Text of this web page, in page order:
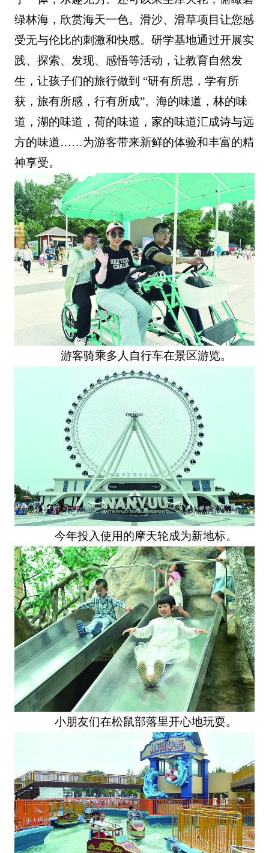
绿林海，欣赏海天一色。滑沙、滑草项目让您感
受无与伦比的刺激和快感。研学基地通过开展实
践、探索、发现、感悟等活动，让教育自然发
生，让孩子们的旅行做到 “研有所思，学有所
获，旅有所感，行有所成”。海的味道，林的味
道，湖的味道，荷的味道，家的味道汇成诗与远
方的味道……为游客带来新鲜的体验和丰富的精
神享受。
游客骑乘多人自行车在景区游览。
今年投入使用的摩天轮成为新地标。
小朋友们在松鼠部落里开心地玩耍。